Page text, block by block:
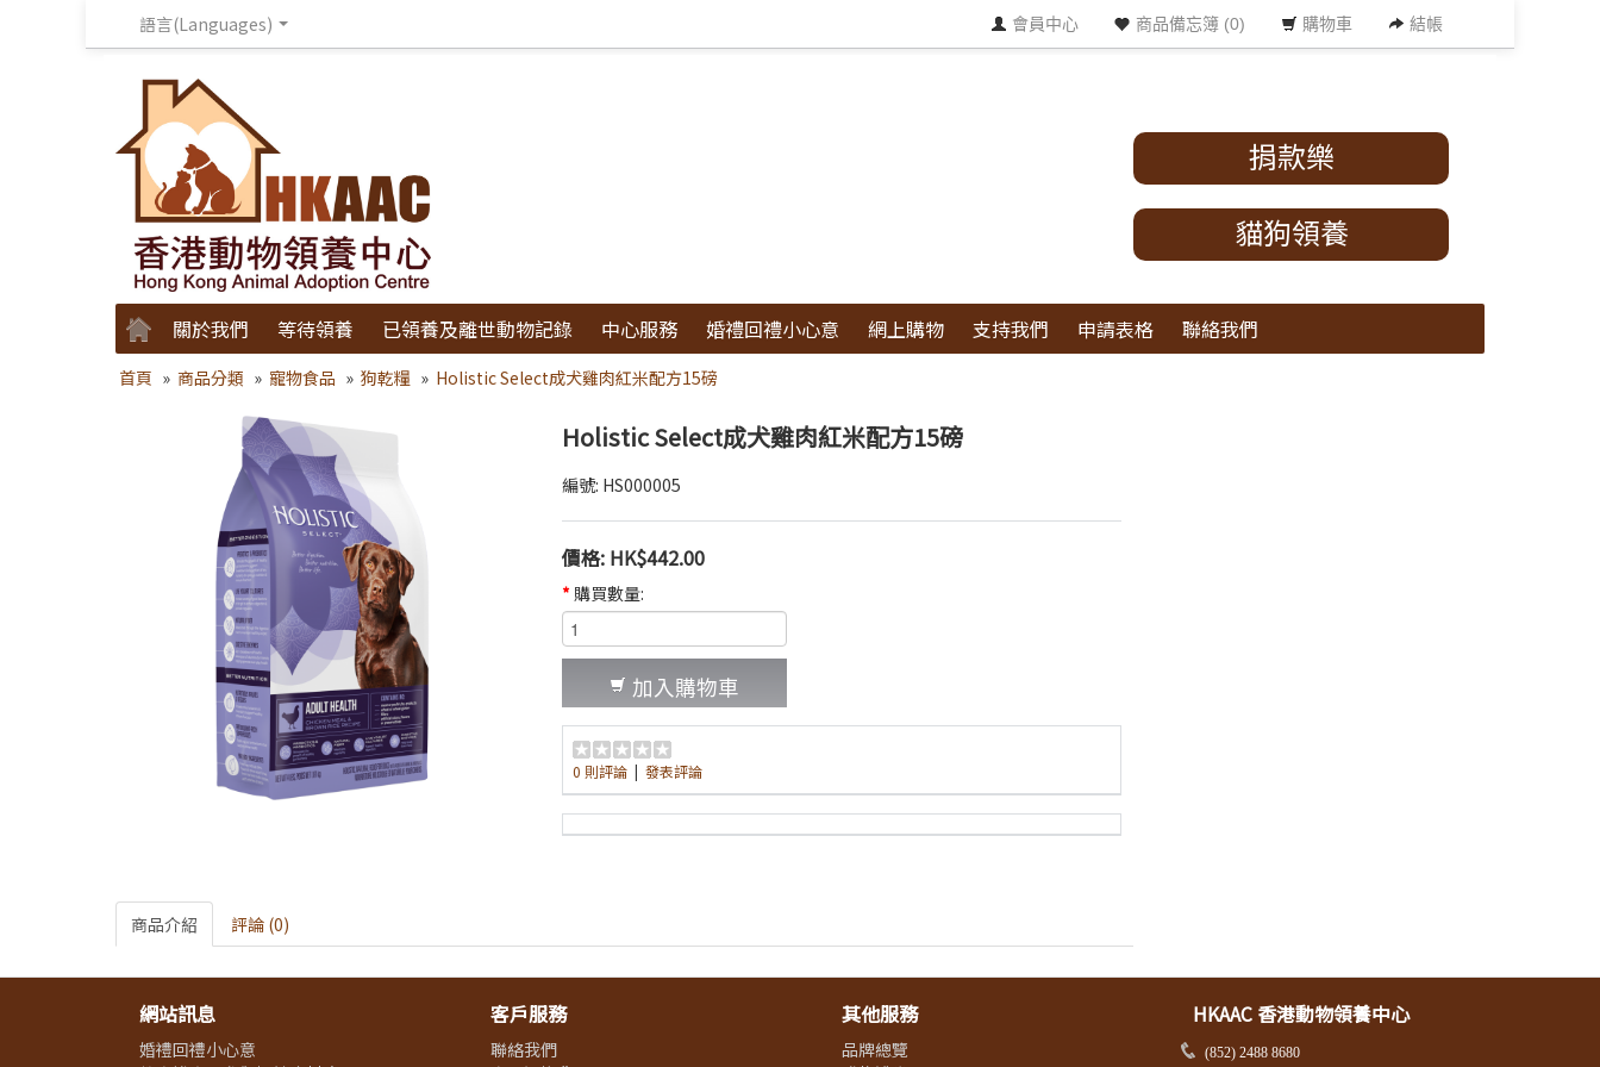
語言(Languages) 會員中心 商品備忘簿 (0) 購物車 結帳
捐款樂
貓狗領養
關於我們 等待領養 已領養及離世動物記錄 中心服務 婚禮回禮小心意 網上購物 支持我們 申請表格 聯絡我們
首頁 » 商品分類 » 寵物食品 » 狗乾糧 » Holistic Select成犬雞肉紅米配方15磅
Holistic Select成犬雞肉紅米配方15磅
編號: HS000005
價格: HK$442.00
* 購買數量:
加入購物車
0 則評論 |發表評論
商品介紹 評論 (0)
網站訊息
婚禮回禮小心意
客戶服務
聯絡我們
其他服務
品牌總覽
HKAAC 香港動物領養中心
(852) 2488 8680